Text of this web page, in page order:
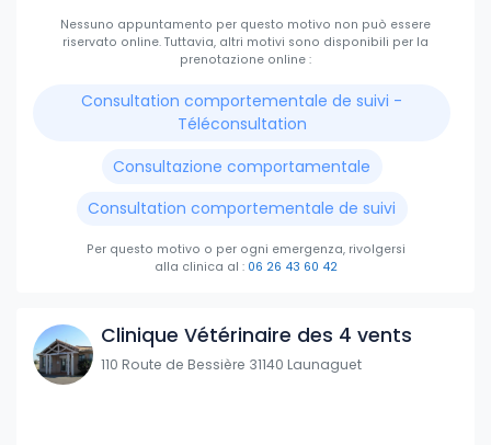
Nessuno appuntamento per questo motivo non può essere
riservato online. Tuttavia, altri motivi sono disponibili per la
prenotazione online :
Consultation comportementale de suivi -
Téléconsultation
Consultazione comportamentale
Consultation comportementale de suivi
Per questo motivo o per ogni emergenza, rivolgersi
alla clinica al : 06 26 43 60 42
Clinique Vétérinaire des 4 vents
110 Route de Bessière 31140 Launaguet